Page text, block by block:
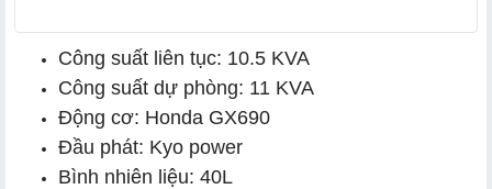
Công suất liên tục: 10.5 KVA
Công suất dự phòng: 11 KVA
Động cơ: Honda GX690
Đầu phát: Kyo power
Bình nhiên liệu: 40L